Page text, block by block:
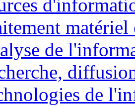
matériel
de
de